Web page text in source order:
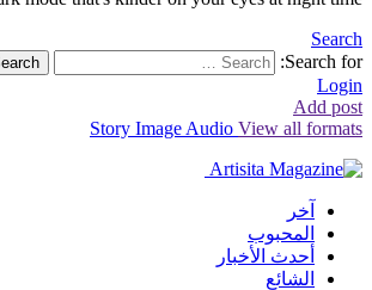
Search
Search for:
Login
Add post
Story Image Audio View all formats
آخر
المحبوب
أحدث الأخبار
الشائع